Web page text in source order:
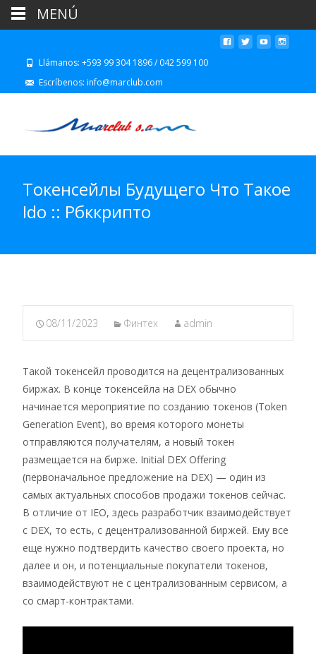
Llámanos: +593 99 304 1896 / 042 599 100
Escríbenos: info@marclub.com
Токенсейлы Будущего Что Такое
Ido :: Рбккрипто
08/11/2023 Финтех admin
Такой токенсейл проводится на децентрализованных
биржах. В конце токенсейла на DEX обычно
начинается мероприятие по созданию токенов (Token
Generation Event), во время которого монеты
отправляются получателям, а новый токен
размещается на бирже. Initial DEX Offering
(первоначальное предложение на DEX) — один из
самых актуальных способов продажи токенов сейчас.
В отличие от IEO, здесь разработчик взаимодействует
с DEX, то есть, с децентрализованной биржей. Ему все
еще нужно подтвердить качество своего проекта, но
далее и он, и потенциальные покупатели токенов,
взаимодействуют не с централизованным сервисом, а
со смарт-контрактами.
MENÚ